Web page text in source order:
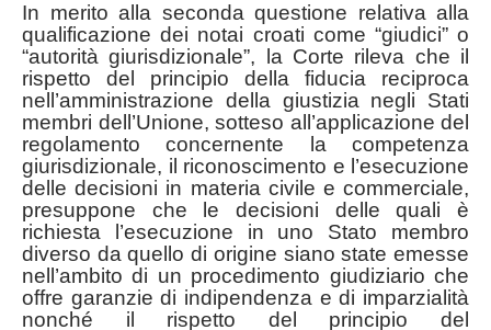
In merito alla seconda questione relativa alla
qualificazione dei notai croati come “giudici” o
“autorità giurisdizionale”, la Corte rileva che il
rispetto del principio della fiducia reciproca
nell’amministrazione della giustizia negli Stati
membri dell’Unione, sotteso all’applicazione del
regolamento concernente la competenza
giurisdizionale, il riconoscimento e l’esecuzione
delle decisioni in materia civile e commerciale,
presuppone che le decisioni delle quali è
richiesta l’esecuzione in uno Stato membro
diverso da quello di origine siano state emesse
nell’ambito di un procedimento giudiziario che
offre garanzie di indipendenza e di imparzialità
nonché il rispetto del principio del